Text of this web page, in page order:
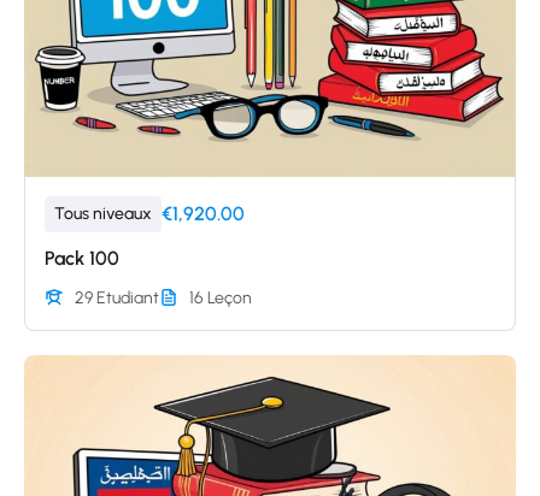
Tous niveaux €1,920.00
Pack 100
29 Etudiant 16 Leçon